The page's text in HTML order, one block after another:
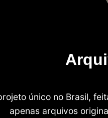
único no Brasil,
apenas arquivos